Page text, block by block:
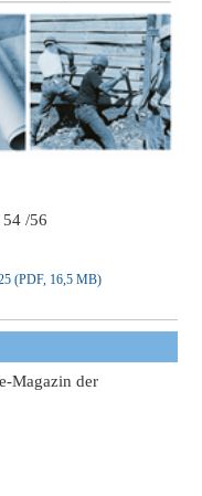
/56
(PDF, 16,5 MB)
Magazin der